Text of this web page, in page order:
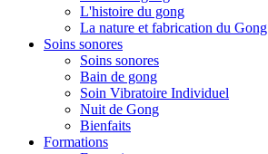
L'histoire du gong
La nature et fabrication du Gong
Soins sonores
Soins sonores
Bain de gong
Soin Vibratoire Individuel
Nuit de Gong
Bienfaits
Formations